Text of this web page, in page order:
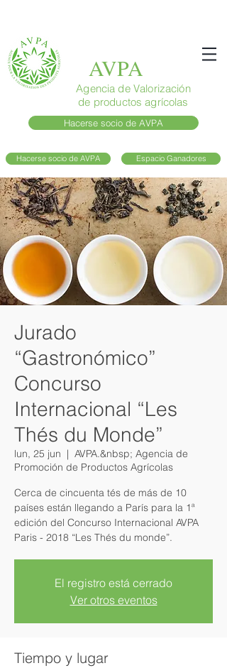
AVPA
Agencia de Valorización
de productos agrícolas
Hacerse socio de AVPA
Hacerse socio de AVPA Espacio Ganadores
Jurado
“Gastronómico”
Concurso
Internacional “Les
Thés du Monde”
lun, 25 jun
  |
AVPA.&nbsp; Agencia de
Promoción de Productos Agrícolas
Cerca de cincuenta tés de más de 10
países están llegando a París para la 1ª
edición del Concurso Internacional AVPA
Paris - 2018 “Les Thés du monde”.
El registro está cerrado
Ver otros eventos
Tiempo y lugar